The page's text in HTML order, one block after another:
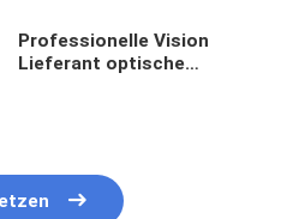
Professionelle Vision
Lieferant optische